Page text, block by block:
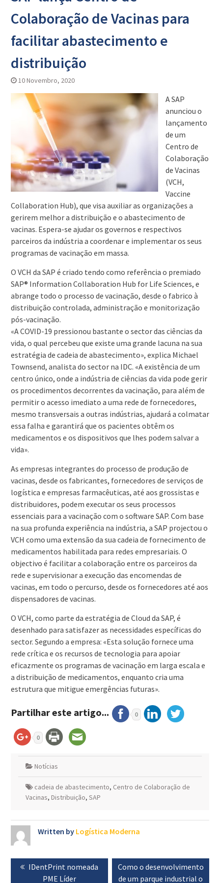
Colaboração de Vacinas para
facilitar abastecimento e
distribuição
10 Novembro, 2020
A SAP
anunciou o
lançamento
de um
Centro de
Colaboração
de Vacinas
(VCH,
Vaccine
Collaboration Hub), que visa auxiliar as organizações a
gerirem melhor a distribuição e o abastecimento de
vacinas. Espera-se ajudar os governos e respectivos
parceiros da indústria a coordenar e implementar os seus
programas de vacinação em massa.
O VCH da SAP é criado tendo como referência o premiado
SAP® Information Collaboration Hub for Life Sciences, e
abrange todo o processo de vacinação, desde o fabrico à
distribuição controlada, administração e monitorização
pós-vacinação.
«A COVID-19 pressionou bastante o sector das ciências da
vida, o qual percebeu que existe uma grande lacuna na sua
estratégia de cadeia de abastecimento», explica Michael
Townsend, analista do sector na IDC. «A existência de um
centro único, onde a indústria de ciências da vida pode gerir
os procedimentos decorrentes da vacinação, para além de
permitir o acesso imediato a uma rede de fornecedores,
mesmo transversais a outras indústrias, ajudará a colmatar
essa falha e garantirá que os pacientes obtêm os
medicamentos e os dispositivos que lhes podem salvar a
vida».
As empresas integrantes do processo de produção de
vacinas, desde os fabricantes, fornecedores de serviços de
logística e empresas farmacêuticas, até aos grossistas e
distribuidores, podem executar os seus processos
essenciais para a vacinação com o software SAP. Com base
na sua profunda experiência na indústria, a SAP projectou o
VCH como uma extensão da sua cadeia de fornecimento de
medicamentos habilitada para redes empresariais. O
objectivo é facilitar a colaboração entre os parceiros da
rede e supervisionar a execução das encomendas de
vacinas, em todo o percurso, desde os fornecedores até aos
dispensadores de vacinas.
O VCH, como parte da estratégia de Cloud da SAP, é
desenhado para satisfazer as necessidades específicas do
sector. Segundo a empresa: «Esta solução fornece uma
rede crítica e os recursos de tecnologia para apoiar
eficazmente os programas de vacinação em larga escala e
a distribuição de medicamentos, enquanto cria uma
estrutura que mitigue emergências futuras».
Partilhar este artigo... 0
0
Notícias
cadeia de abastecimento, Centro de Colaboração de
Vacinas, Distribuição, SAP
Written by Logística Moderna
Navegação
de
Previous
post:
IDentPrint nomeada
PME Líder
Next
post:
Como o desenvolvimento
de um parque industrial o